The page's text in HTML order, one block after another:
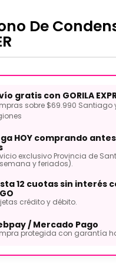
De
gratis con GORILA
sobre $69.990 Santiago
HOY comprando antes
exclusivo Provincia de
y feriados).
12 cuotas sin interés
crédito y débito.
/ Mercado Pago
protegida con garantía